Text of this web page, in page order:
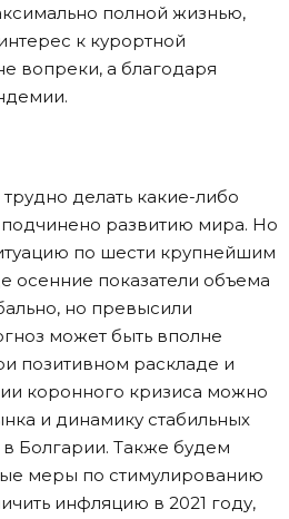
полной жизнью,
к курортной
вопреки, а благодаря
делать какие-либо
подчинено развитию мира. Но
по шести крупнейшим
осенние показатели объема
но превысили
может быть вполне
позитивном раскладе и
коронного кризиса можно
и динамику стабильных
Болгарии. Также будем
меры по стимулированию
инфляцию в 2021 году,